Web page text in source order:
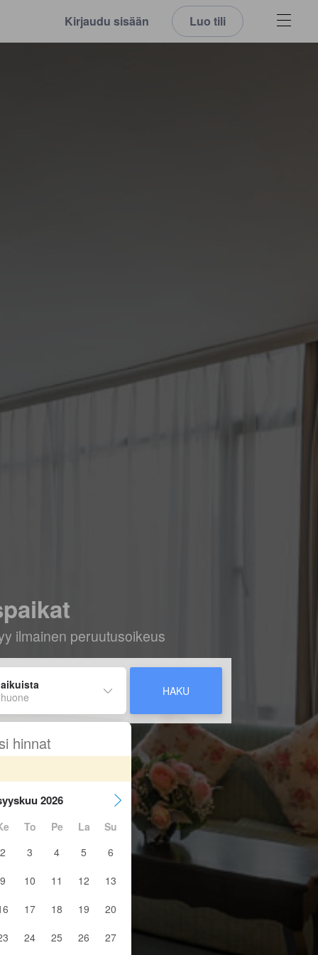
Kirjaudu sisään Luo tili
ilmainen peruutusoikeus
HAKU
hinnat
2026
To Pe La
Su
2
3 4 5
6
9
10 11 12
13
17 18 19
20
24 25 26 27